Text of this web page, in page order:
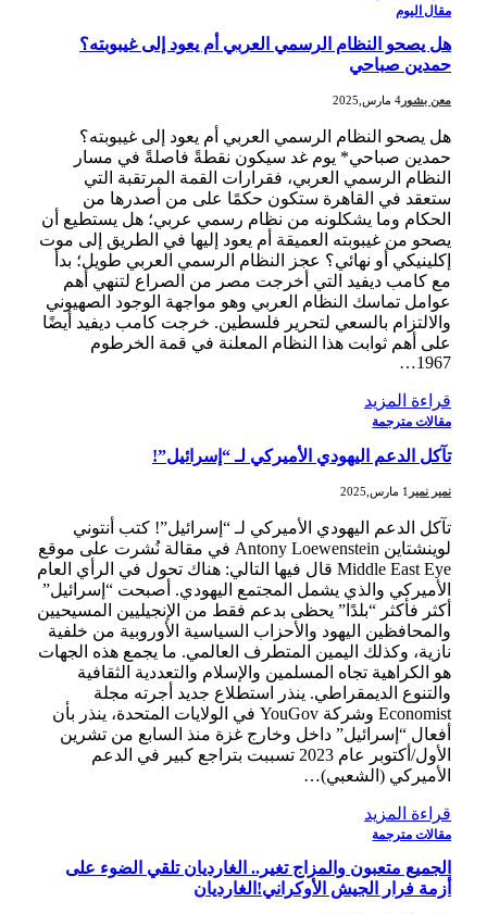
مقال اليوم
هل يصحو النظام الرسمي العربي أم يعود إلى غيبوبته؟
حمدين صباحي
معن بشور4 مارس,2025
هل يصحو النظام الرسمي العربي أم يعود إلى غيبوبته؟
حمدين صباحي* يوم غد سيكون نقطةً فاصلةً في مسار
النظام الرسمي العربي، فقرارات القمة المرتقبة التي
ستعقد في القاهرة ستكون حكمًا على من أصدرها من
الحكام وما يشكلونه من نظام رسمي عربي؛ هل يستطيع أن
يصحو من غيبوبته العميقة أم يعود إليها في الطريق إلى موت
إكلينيكي أو نهائي؟ عجز النظام الرسمي العربي طويل؛ بدأ
مع كامب ديفيد التي أخرجت مصر من الصراع لتنهي أهم
عوامل تماسك النظام العربي وهو مواجهة الوجود الصهيوني
والالتزام بالسعي لتحرير فلسطين. خرجت كامب ديفيد أيضًا
على أهم ثوابت هذا النظام المعلنة في قمة الخرطوم
1967…
قراءة المزيد
مقالات مترجمة
تآكل الدعم اليهودي الأميركي لـ “إسرائيل”!
نمير نمير1 مارس,2025
تآكل الدعم اليهودي الأميركي لـ “إسرائيل”! كتب أنتوني
لوينشتاين Antony Loewenstein في مقالة نُشرت على موقع
Middle East Eye قال فيها التالي: هناك تحول في الرأي العام
الأميركي والذي يشمل المجتمع اليهودي. أصبحت “إسرائيل”
أكثر فأكثر “بلدًا” يحظى بدعم فقط من الإنجيليين المسيحيين
والمحافظين اليهود والأحزاب السياسية الأوروبية من خلفية
نازية، وكذلك اليمين المتطرف العالمي. ما يجمع هذه الجهات
هو الكراهية تجاه المسلمين والإسلام والتعددية الثقافية
والتنوع الديمقراطي. ينذر استطلاع جديد أجرته مجلة
Economist وشركة YouGov في الولايات المتحدة، ينذر بأن
أفعال “إسرائيل” داخل وخارج غزة منذ السابع من تشرين
الأول/أكتوبر عام 2023 تسببت بتراجع كبير في الدعم
الأميركي (الشعبي)…
قراءة المزيد
مقالات مترجمة
الجميع متعبون والمزاج تغير.. الغارديان تلقي الضوء على
أزمة فرار الجيش الأوكراني!الغارديان